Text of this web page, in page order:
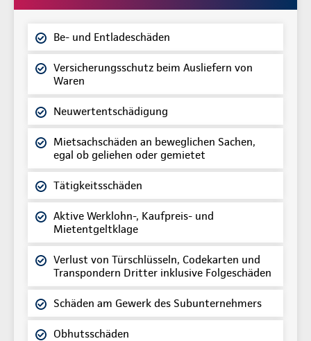
Be- und Entladeschäden
Versicherungsschutz beim Ausliefern von
Waren
Neuwertentschädigung
Mietsachschäden an beweglichen Sachen,
egal ob geliehen oder gemietet
Tätigkeitsschäden
Aktive Werklohn-, Kaufpreis- und
Mietentgeltklage
Verlust von Türschlüsseln, Codekarten und
Transpondern Dritter inklusive Folgeschäden
Schäden am Gewerk des Subunternehmers
Obhutsschäden